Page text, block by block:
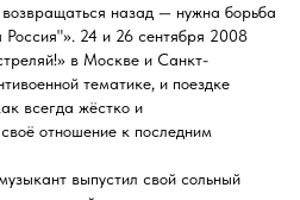
возвращаться назад — нужна борьба
24 и 26 сентября 2008
в Москве и Санкт-
тематике, и поездке
всегда жёстко и
отношение к последним
выпустил свой сольный